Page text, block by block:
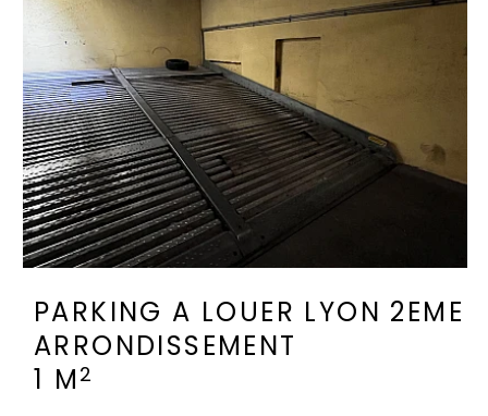
PARKING A LOUER LYON 2EME
ARRONDISSEMENT
1 M 2